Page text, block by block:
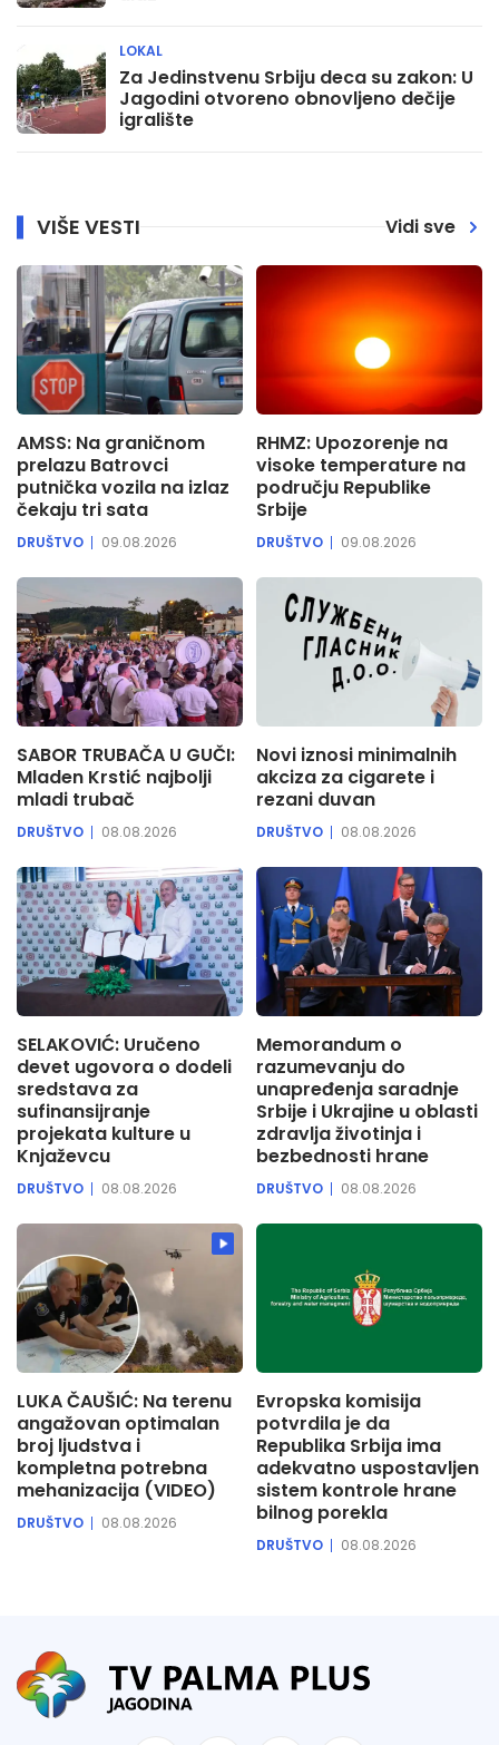
Za Jedinstvenu Srbiju deca su zakon: U
Jagodini otvoreno obnovljeno dečije
igralište
LOKAL
VIŠE VESTI Vidi sve
AMSS: Na graničnom
prelazu Batrovci
putnička vozila na izlaz
čekaju tri sata
DRUŠTVO 09.08.2026
RHMZ: Upozorenje na
visoke temperature na
području Republike
Srbije
DRUŠTVO 09.08.2026
SABOR TRUBAČA U GUČI:
Mladen Krstić najbolji
mladi trubač
DRUŠTVO 08.08.2026
Novi iznosi minimalnih
akciza za cigarete i
rezani duvan
DRUŠTVO 08.08.2026
SELAKOVIĆ: Uručeno
devet ugovora o dodeli
sredstava za
sufinansijranje
projekata kulture u
Knjaževcu
DRUŠTVO 08.08.2026
Memorandum o
razumevanju do
unapređenja saradnje
Srbije i Ukrajine u oblasti
zdravlja životinja i
bezbednosti hrane
DRUŠTVO 08.08.2026
LUKA ČAUŠIĆ: Na terenu
angažovan optimalan
broj ljudstva i
kompletna potrebna
mehanizacija (VIDEO)
DRUŠTVO 08.08.2026
Evropska komisija
potvrdila je da
Republika Srbija ima
adekvatno uspostavljen
sistem kontrole hrane
bilnog porekla
DRUŠTVO 08.08.2026